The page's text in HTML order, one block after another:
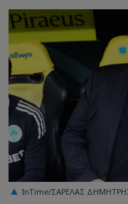
InTime/ΣΑΡΕΛΑΣ